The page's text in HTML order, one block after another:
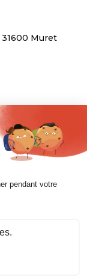
31600 Muret